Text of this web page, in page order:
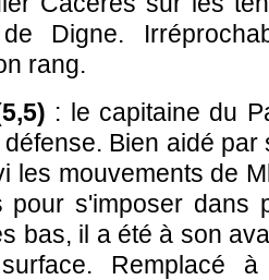
Digne.
rang.
: le capitaine du
Bien aidé
les mouvements de
pour s'imposer dans
bas, il a été à son
Remplacé